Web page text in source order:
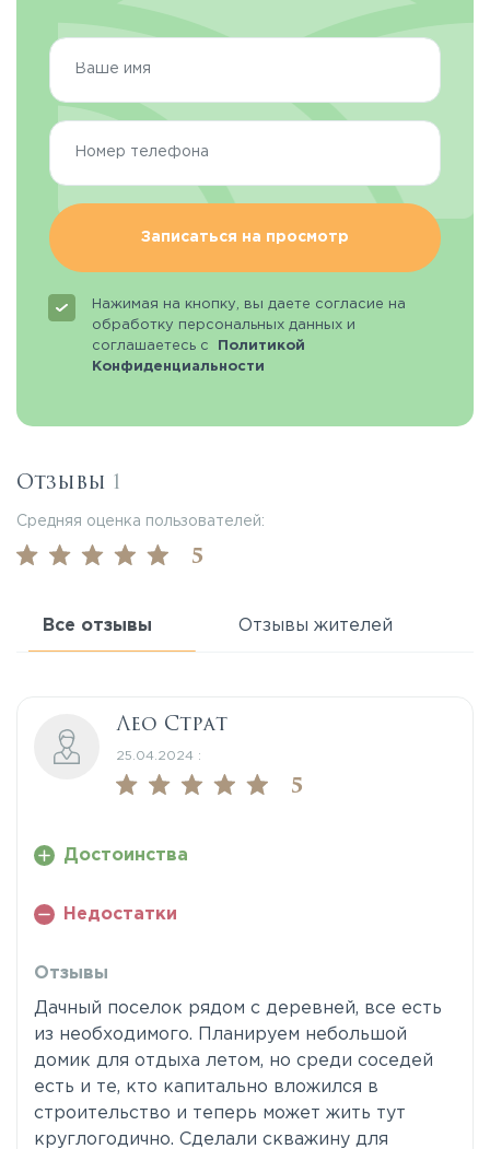
Записаться на просмотр
Нажимая на кнопку, вы даете согласие на
обработку персональных данных и
соглашаетесь с
Политикой
Конфиденциальности
Отзывы 1
Средняя оценка пользователей:
5
Все отзывы Отзывы жителей
Лео Страт
25.04.2024 :
5
Достоинства
Недостатки
Отзывы
Дачный поселок рядом с деревней, все есть
из необходимого. Планируем небольшой
домик для отдыха летом, но среди соседей
есть и те, кто капитально вложился в
строительство и теперь может жить тут
круглогодично. Сделали скважину для